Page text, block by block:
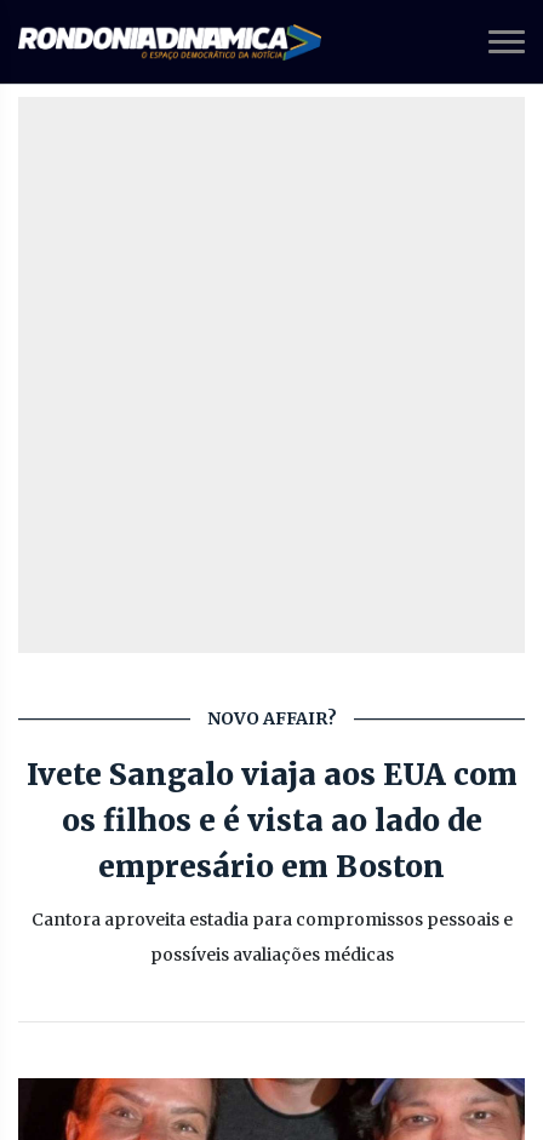
NOVO AFFAIR?
Ivete Sangalo viaja aos EUA com
os filhos e é vista ao lado de
empresário em Boston
Cantora aproveita estadia para compromissos pessoais e
possíveis avaliações médicas